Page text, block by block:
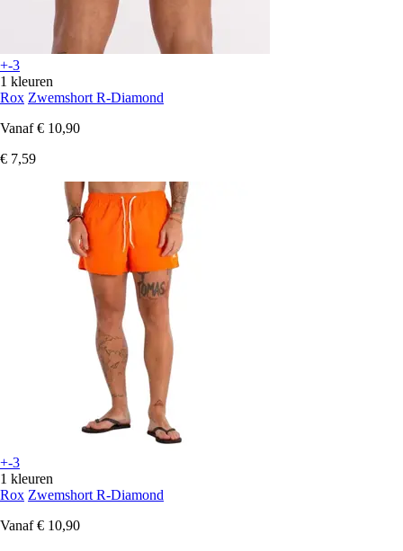
+-3
1 kleuren
Rox Zwemshort R-Diamond
Vanaf € 10,90
€ 7,59
+-3
1 kleuren
Rox Zwemshort R-Diamond
Vanaf € 10,90